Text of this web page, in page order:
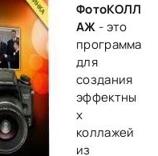
ФотоКОЛЛ
АЖ - это
программа
для
создания
эффектны
х
коллажей
из